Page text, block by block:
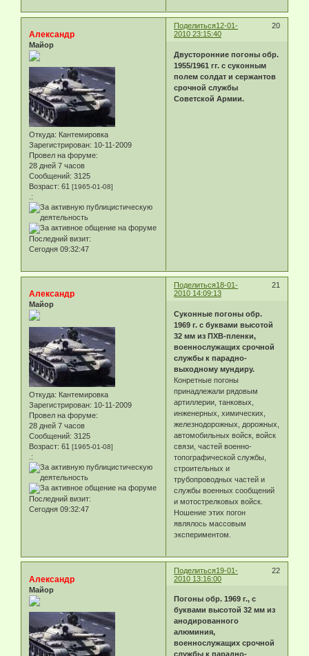
Поделиться 20
12-01-
2010 23:15:40
Александр
Майор
Откуда: Кантемировка
Зарегистрирован: 10-11-2009
Провел на форуме:
28 дней 7 часов
Сообщений: 3125
Возраст: 61 [1965-01-08]
.:
Последний визит:
Сегодня 09:32:47
Двусторонние погоны обр.
1955/1961 гг. с суконным
полем солдат и сержантов
срочной службы
Советской Армии.
Поделиться 21
18-01-
2010 14:09:13
Александр
Майор
Откуда: Кантемировка
Зарегистрирован: 10-11-2009
Провел на форуме:
28 дней 7 часов
Сообщений: 3125
Возраст: 61 [1965-01-08]
.:
Последний визит:
Сегодня 09:32:47
Суконные погоны обр.
1969 г. с буквами высотой
32 мм из ПХВ-пленки,
военнослужащих срочной
службы к парадно-
выходному мундиру.
Конретные погоны
принадлежали рядовым
артиллерии, танковых,
инженерных, химических,
железнодорожных, дорожных,
автомобильных войск, войск
связи, частей военно-
топографической службы,
строительных и
трубопроводных частей и
службы военных сообщений
и мотострелковых войск.
Ношение этих погон
являлось массовым
экспериментом.
Поделиться 22
19-01-
2010 13:16:00
Александр
Майор
Погоны обр. 1969 г., с
буквами высотой 32 мм из
анодированного
алюминия,
военнослужащих срочной
службы к парадно-